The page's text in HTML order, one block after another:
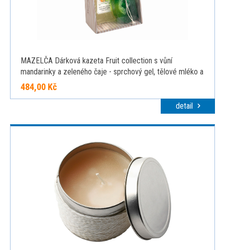
MAZELČA Dárková kazeta Fruit collection s vůní
mandarinky a zeleného čaje - sprchový gel, tělové mléko a
křišťálové mýdlo
484,00 Kč
detail